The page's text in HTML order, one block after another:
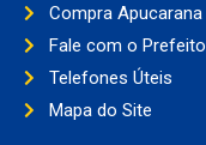
Compra Apucarana
Fale com o Prefeito
Telefones Úteis
Mapa do Site